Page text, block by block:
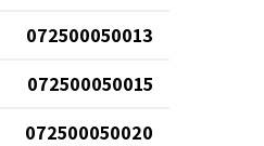
072500050013
072500050015
072500050020